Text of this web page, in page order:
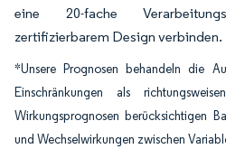
eine 20-fache
zertifizierbarem Design verbinden.
*Unsere Prognosen behandeln die
Einschränkungen als
Wirkungsprognosen berücksichtigen
und Wechselwirkungen zwischen